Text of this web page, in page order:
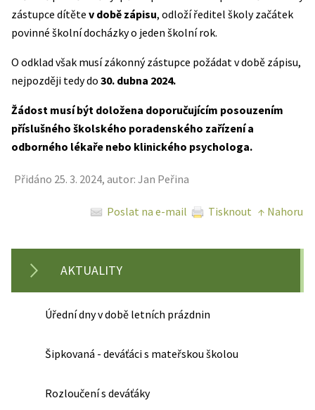
zástupce dítěte v době zápisu, odloží ředitel školy začátek
povinné školní docházky o jeden školní rok.
O odklad však musí zákonný zástupce požádat v době zápisu,
nejpozději tedy do 30. dubna 2024.
Žádost musí být doložena doporučujícím posouzením
příslušného školského poradenského zařízení a
odborného lékaře nebo klinického psychologa.
Přidáno 25. 3. 2024, autor: Jan Peřina
Poslat na e-mail Tisknout ↑ Nahoru
AKTUALITY
Úřední dny v době letních prázdnin
Šipkovaná - deváťáci s mateřskou školou
Rozloučení s deváťáky